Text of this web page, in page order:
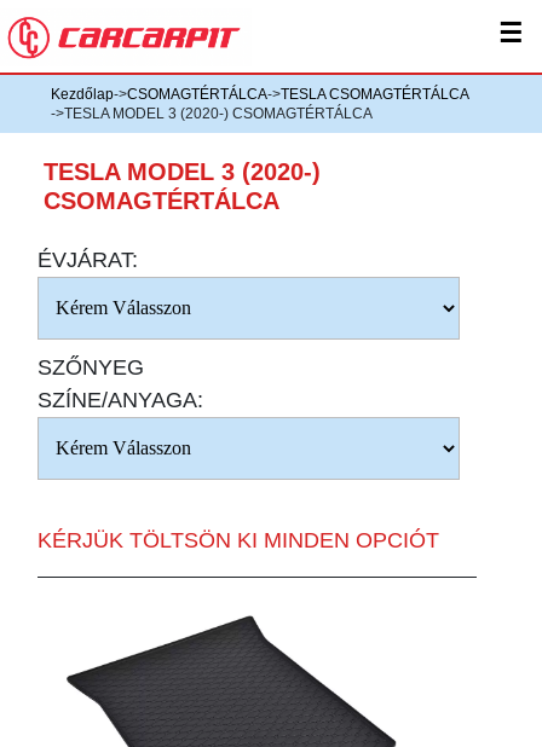
☰
Kezdőlap->CSOMAGTÉRTÁLCA->TESLA CSOMAGTÉRTÁLCA
->TESLA MODEL 3 (2020-) CSOMAGTÉRTÁLCA
TESLA MODEL 3 (2020-)
CSOMAGTÉRTÁLCA
ÉVJÁRAT:
SZŐNYEG
SZÍNE/ANYAGA:
KÉRJÜK TÖLTSÖN KI MINDEN OPCIÓT